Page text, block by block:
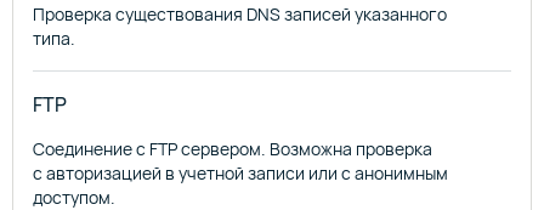
Проверка существования DNS записей указанного
типа.
FTP
Соединение с FTP сервером. Возможна проверка
с авторизацией в учетной записи или с анонимным
доступом.